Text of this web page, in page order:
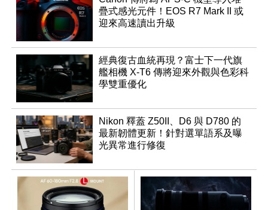
疊式感光元件！EOS R7 Mark II 或
迎來高速讀出升級
經典復古血統再現？富士下一代旗
艦相機 X-T6 傳將迎來外觀與色彩科
學雙重優化
Nikon 釋蓋 Z50II、D6 與 D780 的
最新韌體更新！針對選單語系及曝
光異常進行修復